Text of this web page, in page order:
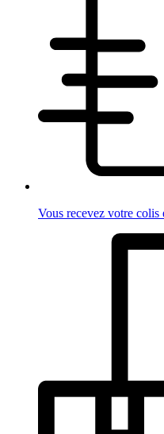
Vous recevez votre colis